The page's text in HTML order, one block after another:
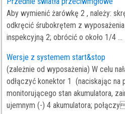
Aby wymienić żarówkę 2 , należy:
odkręcić śrubokrętem z
inspekcyjną 2; obrócić o około 1/4 ...
Wersje z systemem start&stop
(zależnie od wyposażenia) W celu
odłączyć konektor 1 (naciskając na
monitorującego stan akumulatora,
ujemnym (-) 4 akumulatora;